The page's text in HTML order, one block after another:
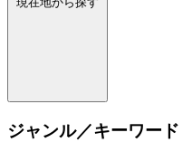
ジャンル／キーワード